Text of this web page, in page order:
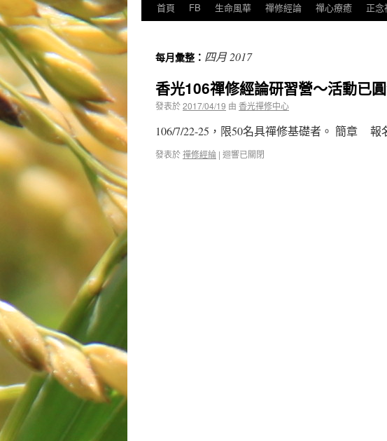
首頁 FB 生命風華 禪修經論 禪心療癒 正念
每月彙整： 四月 2017
香光106禪修經論研習營～活動已
發表於2017/04/19 由 香光禪修中心
106/7/22-25，限50名具禪修基礎者。 簡章
發表於禪修經綸 | 迴響已關閉